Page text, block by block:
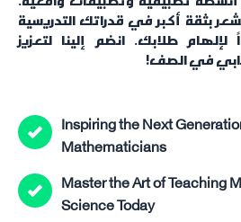
بثقة أكبر في قدراتك التدريسية
طلابك. انضم إلينا لتعزيز
في الصف!
Inspiring the Next
Mathematicians
Master the Art of Teaching
Science Today